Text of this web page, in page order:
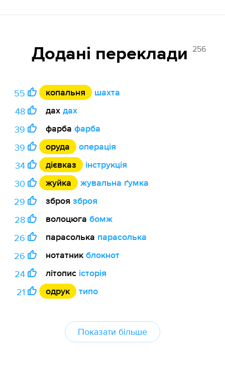
Додані переклади 256
55 копальня
шахта
48
дах дах
39
фарба фарба
39
оруда
операція
34
дієвказ
інструкція
30
жуйка
жувальна ґумка
29
зброя зброя
28
волоцюга бомж
26
парасолька парасолька
26
нотатник блокнот
24
літопис історія
21
одрук типо
Показати більше